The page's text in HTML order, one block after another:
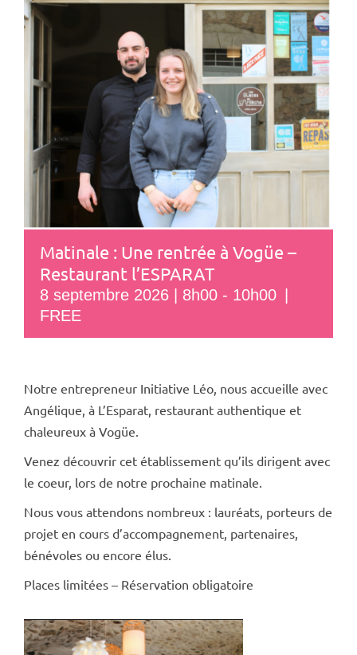
Matinale : Une rentrée à Vogüe –
Restaurant l’ESPARAT
8 septembre 2026 | 8h00 - 10h00
FREE
Notre entrepreneur Initiative Léo, nous accueille avec
Angélique, à L’Esparat, restaurant authentique et
chaleureux à Vogüe.
Venez découvrir cet établissement qu’ils dirigent avec
le coeur, lors de notre prochaine matinale.
Nous vous attendons nombreux : lauréats, porteurs de
projet en cours d’accompagnement, partenaires,
bénévoles ou encore élus.
Places limitées – Réservation obligatoire